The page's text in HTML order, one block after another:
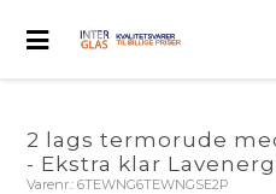
2 lags termorude
- Ekstra klar
Varenr.:6TEWNG6TEWNGSE2P